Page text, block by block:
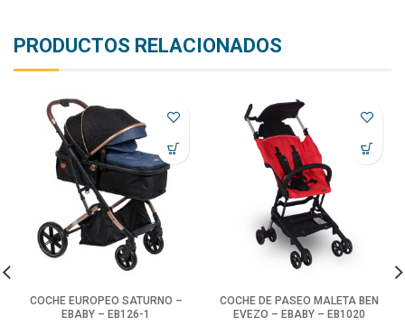
PRODUCTOS RELACIONADOS
COCHE EUROPEO SATURNO –
EBABY – EB126-1
COCHE DE PASEO MALETA BEN
EVEZO – EBABY – EB1020